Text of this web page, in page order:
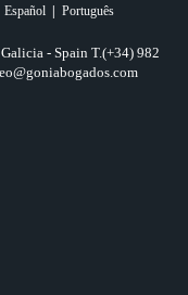
Español Português
- Spain T.(+34) 982